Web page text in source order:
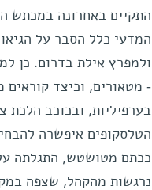
המדעי כלל הסבר על
ולמפרץ אילת בדרום. כן
- מטאורים, וכיצד
בערפיליות, ובכוכב
הטלסקופים איפשרה
ככתם מטושטש, התגלתה
נרגשות מהקהל, שצפה